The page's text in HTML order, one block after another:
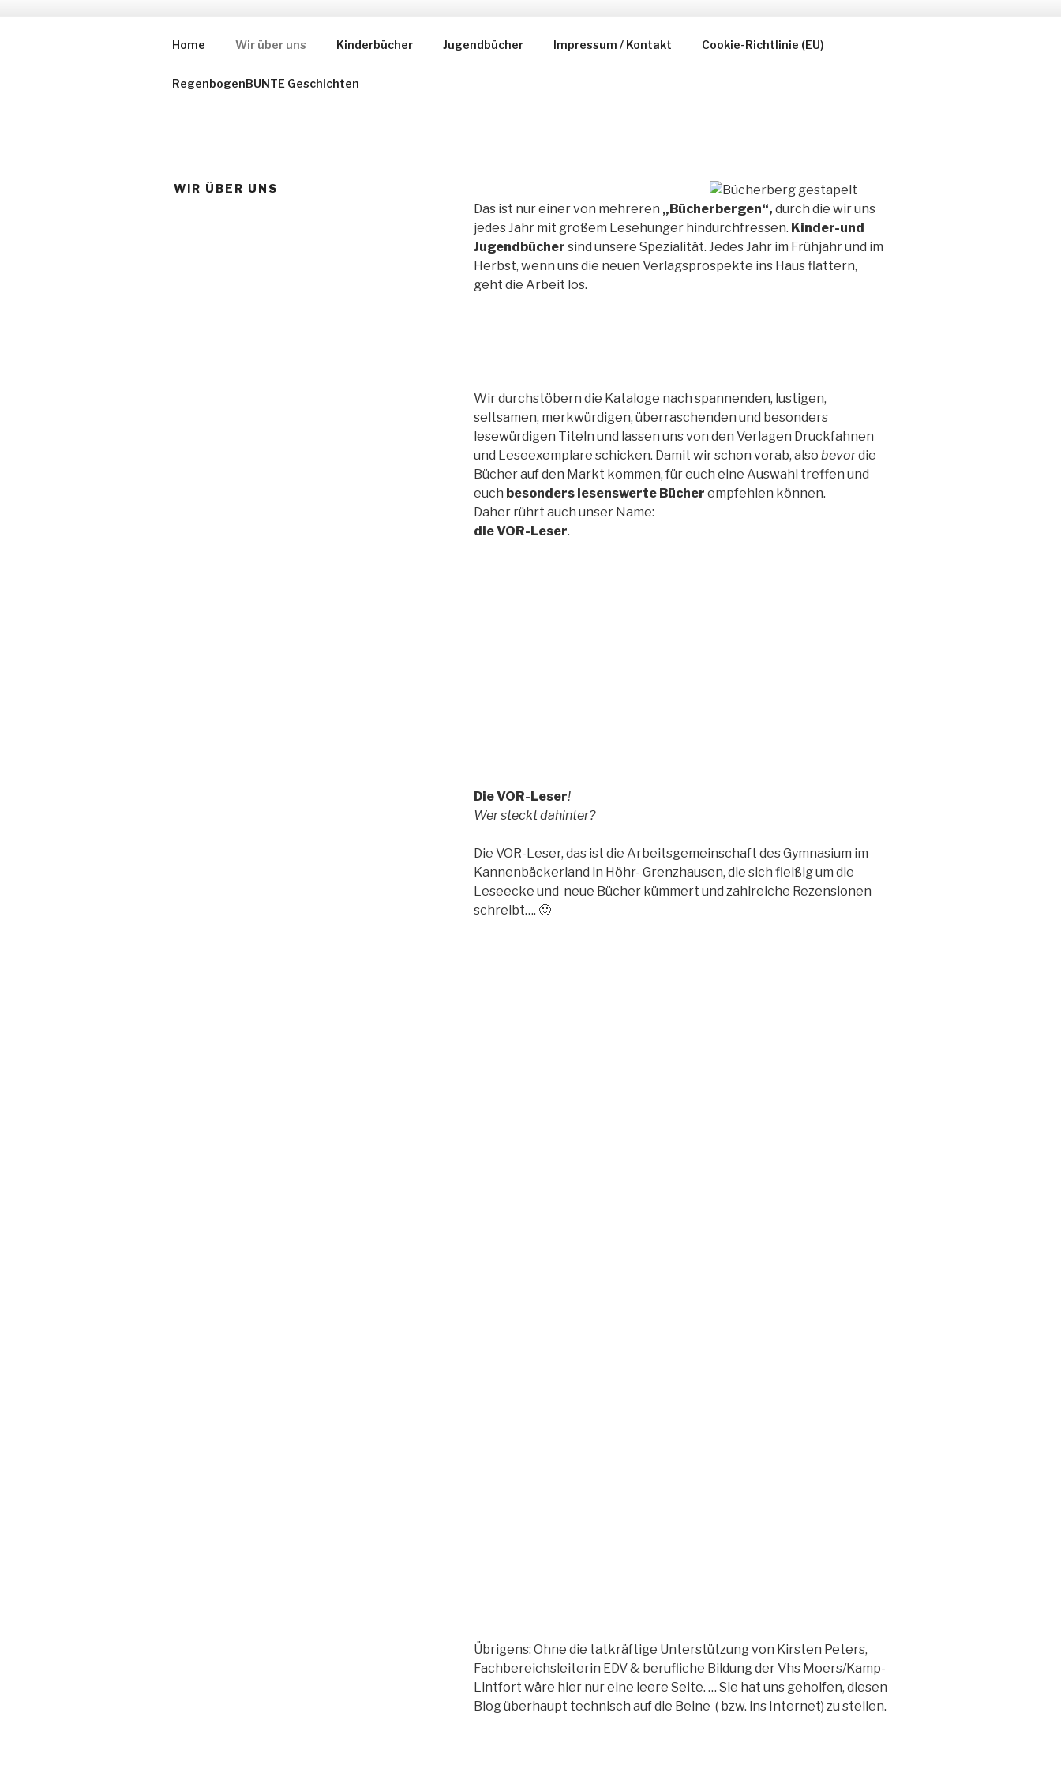
DIE VOR-LESER
Home Wir über uns Kinderbücher Jugendbücher Impressum / Kontakt Cookie-Richtlinie (EU)
RegenbogenBUNTE Geschichten
WIR ÜBER UNS
Das ist nur einer von mehreren „Bücherbergen“, durch die wir uns
jedes Jahr mit großem Lesehunger hindurchfressen. Kinder-und
Jugendbücher sind unsere Spezialität. Jedes Jahr im Frühjahr und im
Herbst, wenn uns die neuen Verlagsprospekte ins Haus flattern,
geht die Arbeit los.
Wir durchstöbern die Kataloge nach spannenden, lustigen,
seltsamen, merkwürdigen, überraschenden und besonders
lesewürdigen Titeln und lassen uns von den Verlagen Druckfahnen
und Leseexemplare schicken. Damit wir schon vorab, also bevordie
Bücher auf den Markt kommen, für euch eine Auswahl treffen und
euch besonders lesenswerte Bücher empfehlen können.
Daher rührt auch unser Name:
die VOR-Leser.
Die VOR-Leser!
Wer steckt dahinter?
Die VOR-Leser, das ist die Arbeitsgemeinschaft des Gymnasium im
Kannenbäckerland in Höhr- Grenzhausen, die sich fleißig um die
Leseecke und neue Bücher kümmert und zahlreiche Rezensionen
schreibt…. 🙂
Übrigens: Ohne die tatkräftige Unterstützung von Kirsten Peters,
Fachbereichsleiterin EDV & berufliche Bildung der Vhs Moers/Kamp-
Lintfort wäre hier nur eine leere Seite. … Sie hat uns geholfen, diesen
Blog überhaupt technisch auf die Beine ( bzw. ins Internet) zu stellen.